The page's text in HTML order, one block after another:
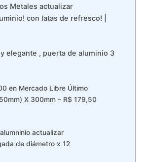
Metales actualizar
con latas de refresco! |
elegante , puerta de aluminio 3
en Mercado Libre Último
X 300mm – R$ 179,50
actualizar
de diámetro x 12